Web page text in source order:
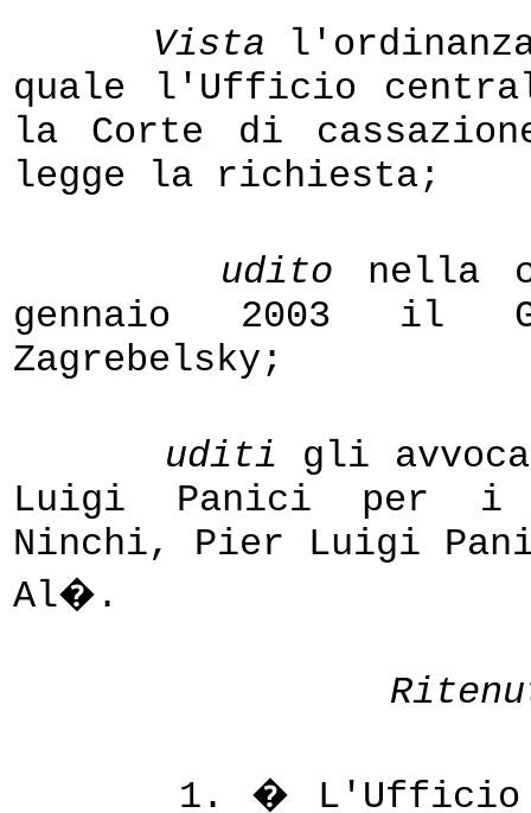
Vista
quale l'Ufficio
la Corte di
legge la richiesta;
udito nella
gennaio 2003 il
Zagrebelsky;
uditi gli
Luigi Panici per i
Ninchi, Pier Luigi
Al�.
1. �